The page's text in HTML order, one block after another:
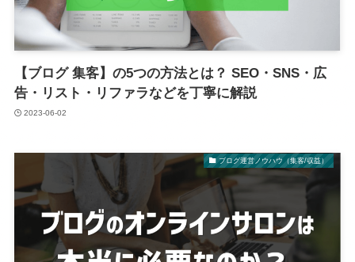
【ブログ 集客】の5つの方法とは？ SEO・SNS・広
告・リスト・リファラなどを丁寧に解説
2023-06-02
ブログ運営ノウハウ（集客/収益）